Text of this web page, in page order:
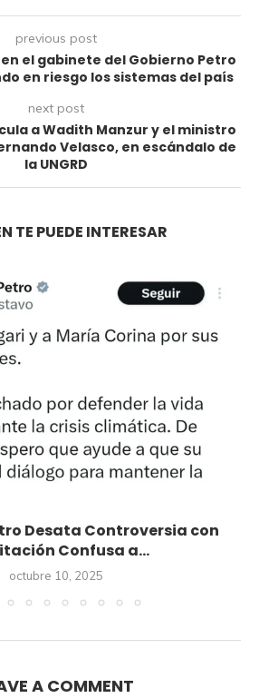
previous post
el gabinete del Gobierno Petro
en riesgo los sistemas del país
next post
a Wadith Manzur y el ministro
Velasco, en escándalo de
la UNGRD
TE PUEDE INTERESAR
Desata Controversia con
Confusa a...
octubre 10, 2025
A COMMENT